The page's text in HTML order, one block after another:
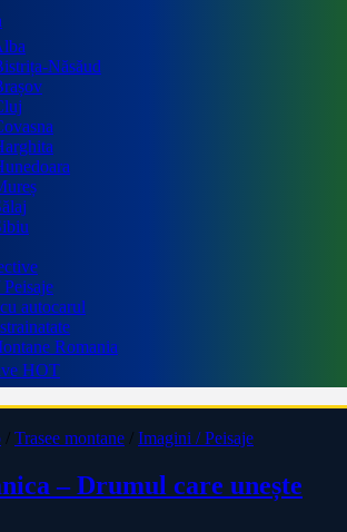
Năsăud
autocarul
Romania
HOT
/ Trasee montane / Imagini / Peisaje
– Drumul care unește